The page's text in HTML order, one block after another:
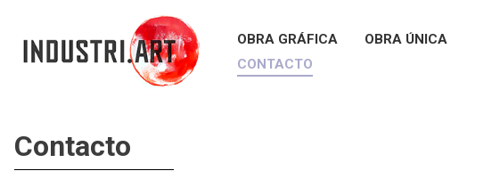
OBRA GRÁFICA OBRA ÚNICA
CONTACTO
Contacto